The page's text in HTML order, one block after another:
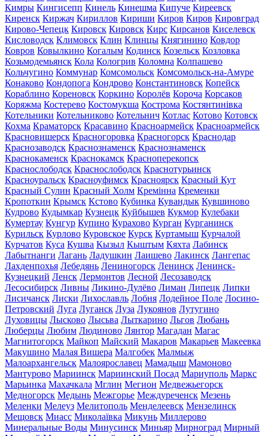
Кимры Кингисепп Кинель Кинешма Кипуче Киреевск
Киренск Киржач Кириллов Кириши Киров Киров Кировград
Кирово-Чепецк Кировск Кировск Кирс Кирсанов Киселевск
Кисловодск Климовск Клин Клинцы Княгинино Ковдор
Ковров Ковылкино Когалым Кодинск Козельск Козловка
Козьмодемьянск Кола Кологрив Коломна Колпашево
Кольчугино Коммунар Комсомольск Комсомольск-на-Амуре
Конаково Кондопога Кондрово Константиновск Копейск
Кораблино Кореновск Коркино Королёв Короча Корсаков
Коряжма Костерево Костомукша Кострома Костянтинівка
Котельники Котельниково Котельнич Котлас Котово Котовск
Кохма Краматорск Красавино Красноармейск Красноармейск
Красновишерск Красногоровка Красногорск Краснодар
Краснозаводск Краснознаменск Краснознаменск
Краснокаменск Краснокамск Красноперекопск
Краснослободск Краснослободск Краснотурьинск
Красноуральск Красноуфимск Красноярск Красный Кут
Красный Сулин Красный Холм Кремінна Кременки
Кропоткин Крымск Кстово Кубинка Кувандык Кувшиново
Кудрово Кудымкар Кузнецк Куйбышев Кукмор Кулебаки
Кумертау Кунгур Купино Курахово Курган Курганинск
Курильск Курлово Куровское Курск Куртамыш Курчалой
Курчатов Куса Кушва Кызыл Кыштым Кяхта Лабинск
Лабытнанги Лагань Ладушкин Лаишево Лакинск Лангепас
Лахденпохья Лебедянь Лениногорск Ленинск Ленинск-
Кузнецкий Ленск Лермонтов Лесной Лесозаводск
Лесосибирск Ливны Ликино-Дулёво Лиман Липецк Липки
Лисичанск Лиски Лихославль Лобня Лодейное Поле Лосино-
Петровский Луга Луганск Луза Лукоянов Лутугино
Луховицы Лысково Лысьва Лыткарино Льгов Любань
Люберцы Любим Людиново Лянтор Магадан Магас
Магнитогорск Майкоп Майский Макаров Макарьев Макеевка
Макушино Малая Вишера Малгобек Малмыж
Малоархангельск Малоярославец Мамадыш Мамоново
Мантурово Мариинск Мариинский Посад Мариуполь Маркс
Марьинка Махачкала Мглин Мегион Медвежьегорск
Медногорск Медынь Межгорье Междуреченск Мезень
Меленки Мелеуз Мелитополь Менделеевск Мензелинск
Мещовск Миасс Миколаївка Микунь Миллерово
Минеральные Воды Минусинск Миньяр Мирноград Мирный